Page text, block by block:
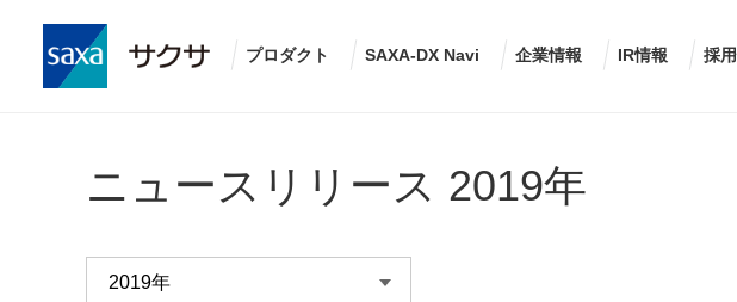
プロダクト SAXA-DX Navi 企業情報 IR情報 採
ニュースリリース 2019年